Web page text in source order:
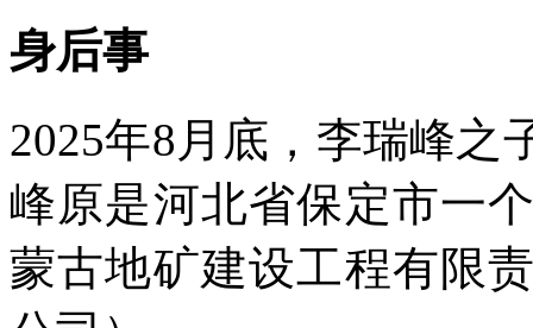
身后事
2025年8月底，李瑞峰之
峰原是河北省保定市一
蒙古地矿建设工程有限